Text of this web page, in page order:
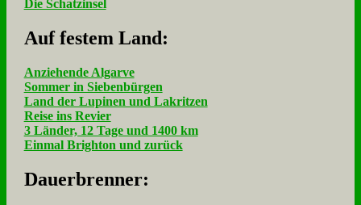
Die Schatzinsel
Auf fe­stem Land:
Anziehende Algarve
Sommer in Siebenbürgen
Land der Lupinen und Lakritzen
Reise ins Revier
3 Länder, 12 Tage und 1400 km
Einmal Brighton und zurück
Dau­er­bren­ner: